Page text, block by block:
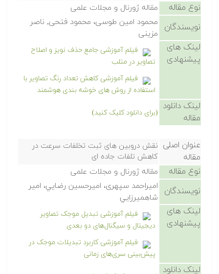
نوع مقاله مقاله ژورنال و مجلات علمی
نویسندگان
محمود امین طوسی، محمود فتحی, ناصر
مزینی
لینک های
پیشنهادی
فیلم آموزشی جامع حذف نویز و اصلاح
تصاویر در متلب
فیلم آموزشی کاهش تعداد رنگ تصاویر با
استفاده از روش های خوشه بندی هوشمند
لینک دانلود
مقاله
(برای دانلود کلیک کنید)
عنوان اصلی
مقاله
نقش دروبين های ثبت تخلفات سرعت در
کاهش تلفات جاده ای
نوع مقاله مقاله ژورنال و مجلات علمی
نویسندگان
اميراحمد سپهری، اميرحسين رضايي، امير
شاهميرزايي
لینک های
پیشنهادی
فیلم آموزشی تبدیل موجک تصاویر
دیجیتال و سیگنال‌های دو بعدی
فیلم آموزشی کاربرد تبدیلات موجک در
پیش‌بینی سری‌های زمانی
لینک دانلود